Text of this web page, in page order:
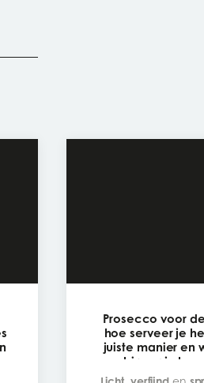
Prosecco voor
hoe serveer je
juiste manier en
combineer je